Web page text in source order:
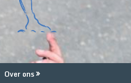
Over ons